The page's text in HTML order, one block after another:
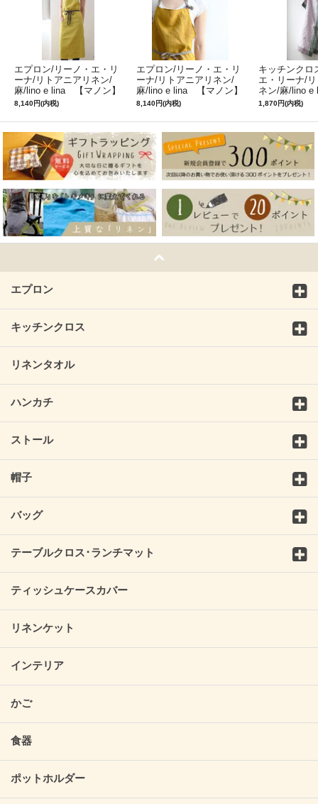
エプロン/リーノ・エ・リ
ーナ/リトアニアリネン/
麻/lino e lina 【マノン】
ミモザ
8,140円(内税)
エプロン/リーノ・エ・リ
ーナ/リトアニアリネン/
麻/lino e lina 【マノン】
サフランイエロー
8,140円(内税)
キッチンクロ
エ・リーナ/
ネン/麻/lino
ルフィ】パー
1,870円(内税)
エプロン
キッチンクロス
リネンタオル
ハンカチ
ストール
帽子
バッグ
テーブルクロス･ランチマット
ティッシュケースカバー
リネンケット
インテリア
かご
食器
ポットホルダー